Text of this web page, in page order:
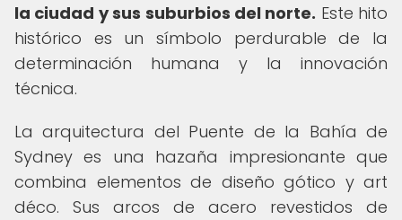
la ciudad y sus suburbios del norte. Este hito
histórico es un símbolo perdurable de la
determinación humana y la innovación
técnica.
La arquitectura del Puente de la Bahía de
Sydney es una hazaña impresionante que
combina elementos de diseño gótico y art
déco. Sus arcos de acero revestidos de